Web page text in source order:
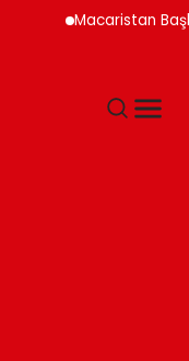
Macaristan Başbakanı